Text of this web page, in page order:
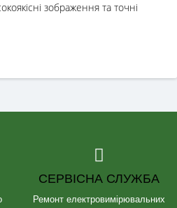
зображення та точні
СЕРВІСНА СЛУЖБА
Ремонт електровимірювальних